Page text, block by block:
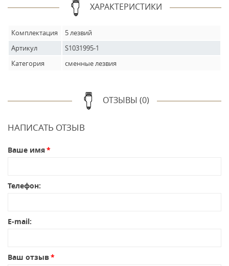
ХАРАКТЕРИСТИКИ
Комплектация
5 лезвий
Артикул
S1031995-1
Категория
сменные лезвия
ОТЗЫВЫ (0)
НАПИСАТЬ ОТЗЫВ
Ваше имя
Телефон:
E-mail:
Ваш отзыв